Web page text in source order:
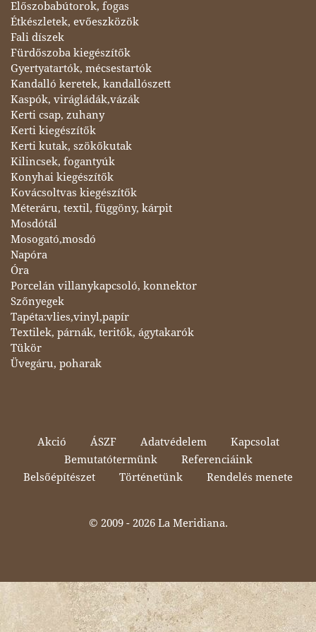
Előszobabútorok, fogas
Étkészletek, evőeszközök
Fali díszek
Fürdőszoba kiegészítők
Gyertyatartók, mécsestartók
Kandalló keretek, kandallószett
Kaspók, virágládák,vázák
Kerti csap, zuhany
Kerti kiegészítők
Kerti kutak, szökőkutak
Kilincsek, fogantyúk
Konyhai kiegészítők
Kovácsoltvas kiegészítők
Méteráru, textil, függöny, kárpit
Mosdótál
Mosogató,mosdó
Napóra
Óra
Porcelán villanykapcsoló, konnektor
Szőnyegek
Tapéta:vlies,vinyl,papír
Textilek, párnák, teritők, ágytakarók
Tükör
Üvegáru, poharak
Akció ÁSZF Adatvédelem
Kapcsolat
Bemutatótermünk
Referenciáink
Belsőépítészet
Történetünk Rendelés menete
© 2009 - 2026 La Meridiana.